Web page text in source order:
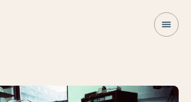
menu